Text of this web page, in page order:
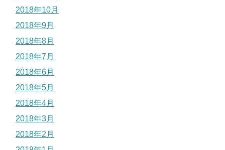
2018年10月
2018年9月
2018年8月
2018年7月
2018年6月
2018年5月
2018年4月
2018年3月
2018年2月